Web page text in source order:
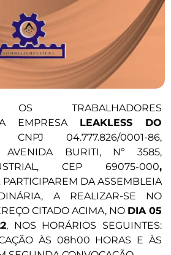
OS TRABALHADORES
A EMPRESA LEAKLESS DO
04.777.826/0001-86,
AVENIDA BURITI, Nº 3585,
CEP 69075-000,
DA ASSEMBLEIA
A REALIZAR-SE NO
CITADO ACIMA, NO DIA 05
, NOS HORÁRIOS SEGUINTES:
ÀS 08h00 HORAS E ÀS